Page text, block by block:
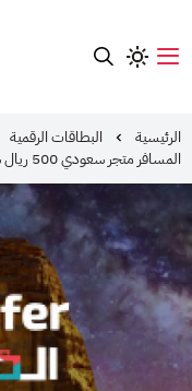
الرئيسية البطاقات الرقمية
المسافر متجر سعودي 500 ريال سعودي